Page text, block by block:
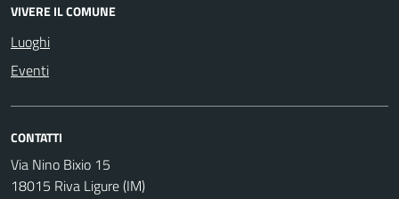
VIVERE IL COMUNE
Luoghi
Eventi
CONTATTI
Via Nino Bixio 15
18015 Riva Ligure (IM)